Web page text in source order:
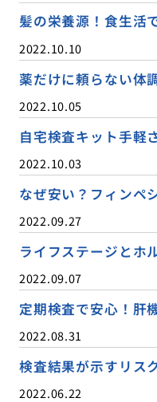
髪の栄養源！食生活
2022.10.10
薬だけに頼らない体
2022.10.05
自宅検査キット手軽
2022.10.03
なぜ安い？フィンペ
2022.09.27
ライフステージとホ
2022.09.07
定期検査で安心！肝
2022.08.31
検査結果が示すリス
2022.06.22